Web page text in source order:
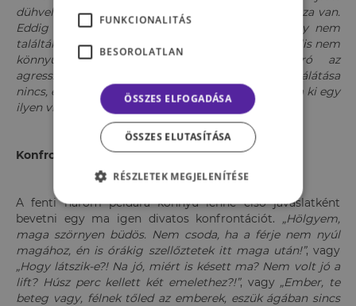
dühvel teremti le. Ez persze akkor is zavaró, ha igaza van.
Eddig senki sem merte elmondani neki, valahogy nem
találták a jó formáját ennek a visszajelzésnek. Végülis nem
könnyű kimondani valakinek: „figyelj, zavaró az
agressziód”, különösen mikor neki erre semmi rálátása
nincs, és a többiek félnek is, milyen reakciót váltana ki egy
ilyen visszajelzés.
Konfrontáció vagy pozitív visszajelzés?
A fenti három példára könnyű lenne első javaslatként
bevetni egy ma igen divatos konfrontációt. „Hölgyem,
maga szörnyen büdös. Nem csoda, ha a férje nem nyúl
magához, én is órákig szellőztetek itt maga után!”, vagy
„Hogy látszik-e?! Na jó, miért is késett ma? Nem volt jó a
lift? Húsz perc kellett két emelethez?!”, vagy „Ember, te
beteg vagy, félnek tőled az emberek, eszük ágában sincs
FUNKCIONALITÁS
BESOROLATLAN
ÖSSZES ELFOGADÁSA
ÖSSZES ELUTASÍTÁSA
RÉSZLETEK MEGJELENÍTÉSE